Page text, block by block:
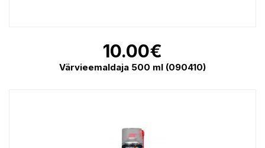
10.00€
Värvieemaldaja 500 ml (090410)